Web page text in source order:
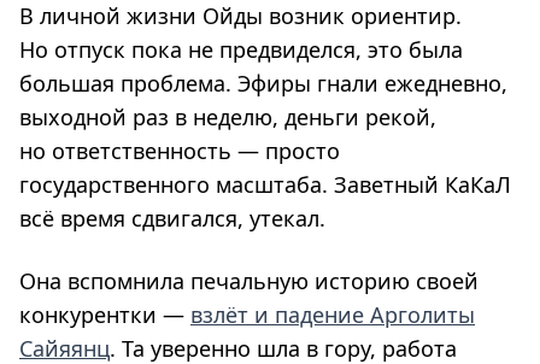
В личной жизни Ойды возник ориентир.
Но отпуск пока не предвиделся, это была
большая проблема. Эфиры гнали ежедневно,
выходной раз в неделю, деньги рекой,
но ответственность — просто
государственного масштаба. Заветный КаКаЛ
всё время сдвигался, утекал.
Она вспомнила печальную историю своей
конкурентки — взлёт и падение Арголиты
Сайяянц. Та уверенно шла в гору, работа